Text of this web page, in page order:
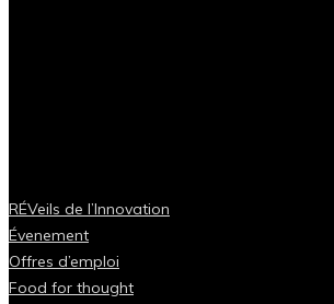
RÉVeils de l’Innovation
Évenement
Offres d’emploi
Food for thought